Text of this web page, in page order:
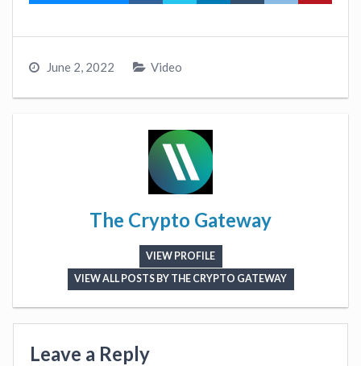
June 2, 2022 Video
The Crypto Gateway
VIEW PROFILE
VIEW ALL POSTS BY THE CRYPTO GATEWAY
Leave a Reply